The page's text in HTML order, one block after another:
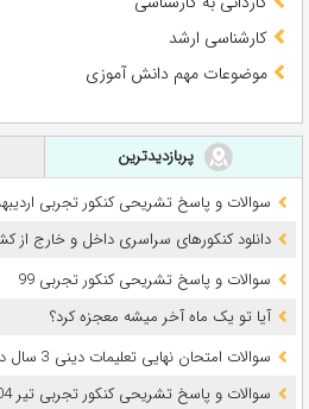
کارشناسی ارشد
موضوعات مهم دانش آموزی
پربازدیدترین
سوالات و پاسخ تشریحی کنکور تجربی اردیبهشت 1403
دانلود کنکورهای سراسری داخل و خارج از کشور سالهای
سوالات و پاسخ تشریحی کنکور تجربی 99
آیا تو یک ماه آخر میشه معجزه کرد؟
سوالات امتحان نهایی تعلیمات دینی 3 سال دوازدهم (1397 تا 1405)
سوالات و پاسخ تشریحی کنکور تجربی تیر 1404 (نوبت دوم)